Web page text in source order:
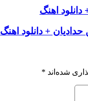
اهنگ
+ دانلود اهنگ
شده‌اند *